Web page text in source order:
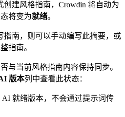
创建风格指南，Crowdin 将自动为
将变为就绪。
指南，则可以手动编写此摘要，或
指南。
与当前风格指南内容保持同步。
版本列中查看此状态：
AI 就绪版本，不会通过提示词传